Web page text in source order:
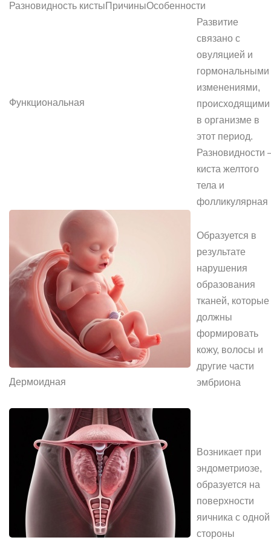
Разновидность кистыПричиныОсобенности
Функциональная
Развитие
связано с
овуляцией и
гормональными
изменениями,
происходящими
в организме в
этот период.
Разновидности
киста желтого
тела и
фолликулярная
Дермоидная
Образуется в
результате
нарушения
образования
тканей, которые
должны
формировать
кожу, волосы и
другие части
эмбриона
Возникает при
эндометриозе,
образуется на
поверхности
яичника с одной
стороны